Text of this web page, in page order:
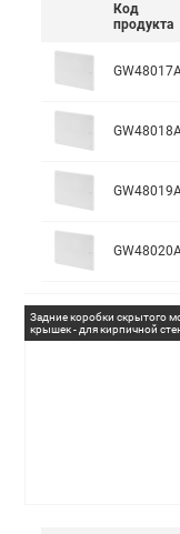
Код
продукта
Задние коробки скрытого
крышек - для кирпичной